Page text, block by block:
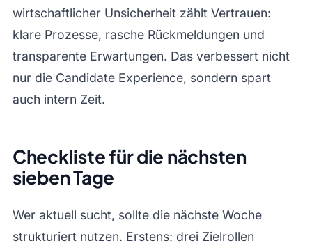
wirtschaftlicher Unsicherheit zählt Vertrauen:
klare Prozesse, rasche Rückmeldungen und
transparente Erwartungen. Das verbessert nicht
nur die Candidate Experience, sondern spart
auch intern Zeit.
Checkliste für die nächsten
sieben Tage
Wer aktuell sucht, sollte die nächste Woche
strukturiert nutzen. Erstens: drei Zielrollen